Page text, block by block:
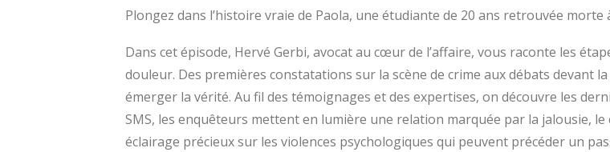
Plongez dans l’histoire vraie de Paola, une étudiante de 20 ans retrouvée morte
Dans cet épisode, Hervé Gerbi, avocat au cœur de l’affaire, vous raconte les
douleur. Des premières constatations sur la scène de crime aux débats devant
émerger la vérité. Au fil des témoignages et des expertises, on découvre les
SMS, les enquêteurs mettent en lumière une relation marquée par la jalousie,
éclairage précieux sur les violences psychologiques qui peuvent précéder un